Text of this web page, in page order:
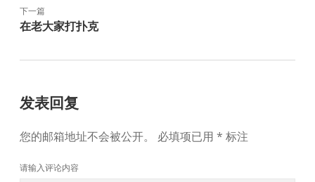
下一篇
在老大家打扑克
发表回复
您的邮箱地址不会被公开。 必填项已用 * 标注
请输入评论内容